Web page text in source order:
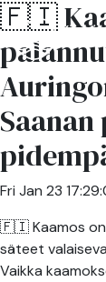
🇫🇮
Fri Jan 23
🇫🇮 Kaamos on
säteet
Vaikka